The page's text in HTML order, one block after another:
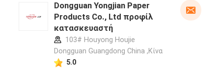
Dongguan Yongjian Paper
Products Co., Ltd προφίλ
κατασκευαστή
103# Houyong Houjie
Dongguan Guangdong China ,Κίνα
5.0